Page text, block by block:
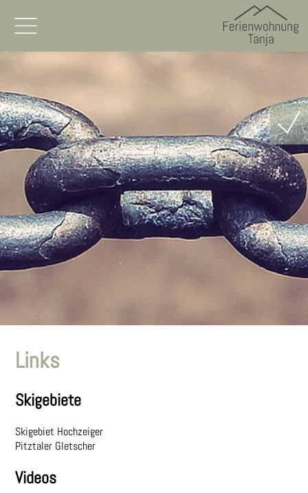
Home
Sommer
Winter
Lage/Anreise
Links
Ferienwohnung
Preise
Anfrage/Buchen
Kontakt
Links
Skigebiete
Skigebiet Hochzeiger
Pitztaler Gletscher
Videos